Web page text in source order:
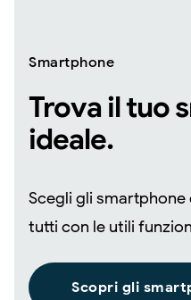
Smartphone
Trova il tuo
ideale.
Scegli gli
tutti con le utili
Scopri gli